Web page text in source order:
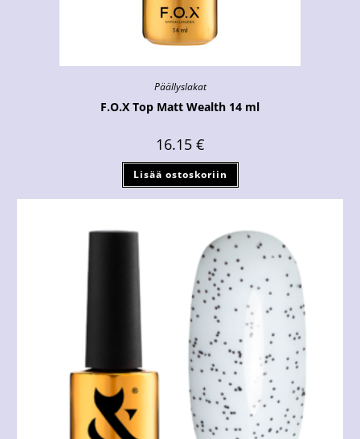
Päällyslakat
F.O.X Top Matt Wealth 14 ml
16.15 €
Lisää ostoskoriin